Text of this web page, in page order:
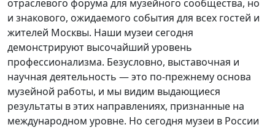
отраслевого форума для музейного сообщества, но
и знакового, ожидаемого события для всех гостей и
жителей Москвы. Наши музеи сегодня
демонстрируют высочайший уровень
профессионализма. Безусловно, выставочная и
научная деятельность — это по-прежнему основа
музейной работы, и мы видим выдающиеся
результаты в этих направлениях, признанные на
международном уровне. Но сегодня музеи в России